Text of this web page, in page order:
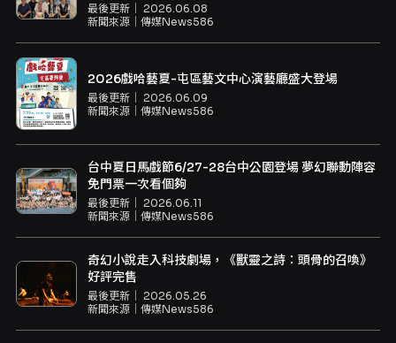
最後更新｜ 2026.06.08
新聞來源｜ 傳媒News586
2026戲哈藝夏-屯區藝文中心演藝廳盛大登場
最後更新｜ 2026.06.09
新聞來源｜ 傳媒News586
台中夏日馬戲節6/27-28台中公園登場 夢幻聯動陣容
免門票一次看個夠
最後更新｜ 2026.06.11
新聞來源｜ 傳媒News586
奇幻小說走入科技劇場，《獸靈之詩：頭骨的召喚》
好評完售
最後更新｜ 2026.05.26
新聞來源｜ 傳媒News586